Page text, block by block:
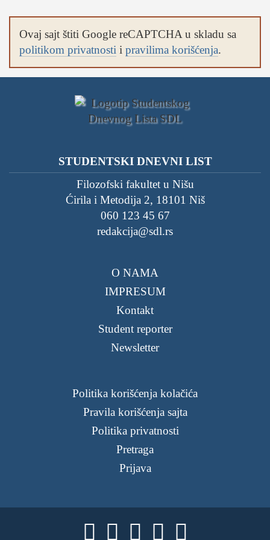
Ovaj sajt štiti Google reCAPTCHA u skladu sa
politikom privatnosti i pravilima korišćenja.
STUDENTSKI DNEVNI LIST
Filozofski fakultet u Nišu
Ćirila i Metodija 2, 18101 Niš
060 123 45 67
redakcija@sdl.rs
O NAMA
IMPRESUM
Kontakt
Student reporter
Newsletter
Politika korišćenja kolačića
Pravila korišćenja sajta
Politika privatnosti
Pretraga
Prijava
    